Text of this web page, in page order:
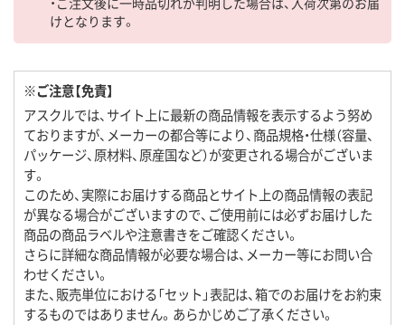
けとなります。
※ご注意【免責】
アスクルでは、サイト上に最新の商品情報を表示するよう努め
ておりますが、メーカーの都合等により、商品規格・仕様（容量、
パッケージ、原材料、原産国など）が変更される場合がございま
す。
このため、実際にお届けする商品とサイト上の商品情報の表記
が異なる場合がございますので、ご使用前には必ずお届けした
商品の商品ラベルや注意書きをご確認ください。
さらに詳細な商品情報が必要な場合は、メーカー等にお問い合
わせください。
また、販売単位における「セット」表記は、箱でのお届けをお約束
するものではありません。あらかじめご了承ください。